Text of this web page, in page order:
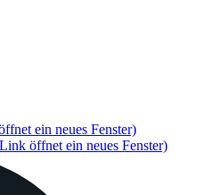
ein neues Fenster)
öffnet ein neues Fenster)